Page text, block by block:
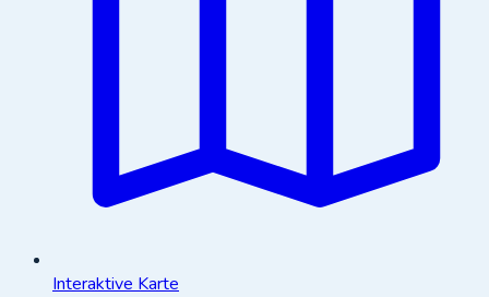
Interaktive Karte